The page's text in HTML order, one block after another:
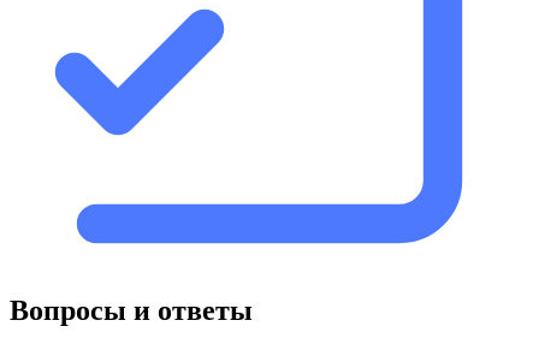
Вопросы и ответы